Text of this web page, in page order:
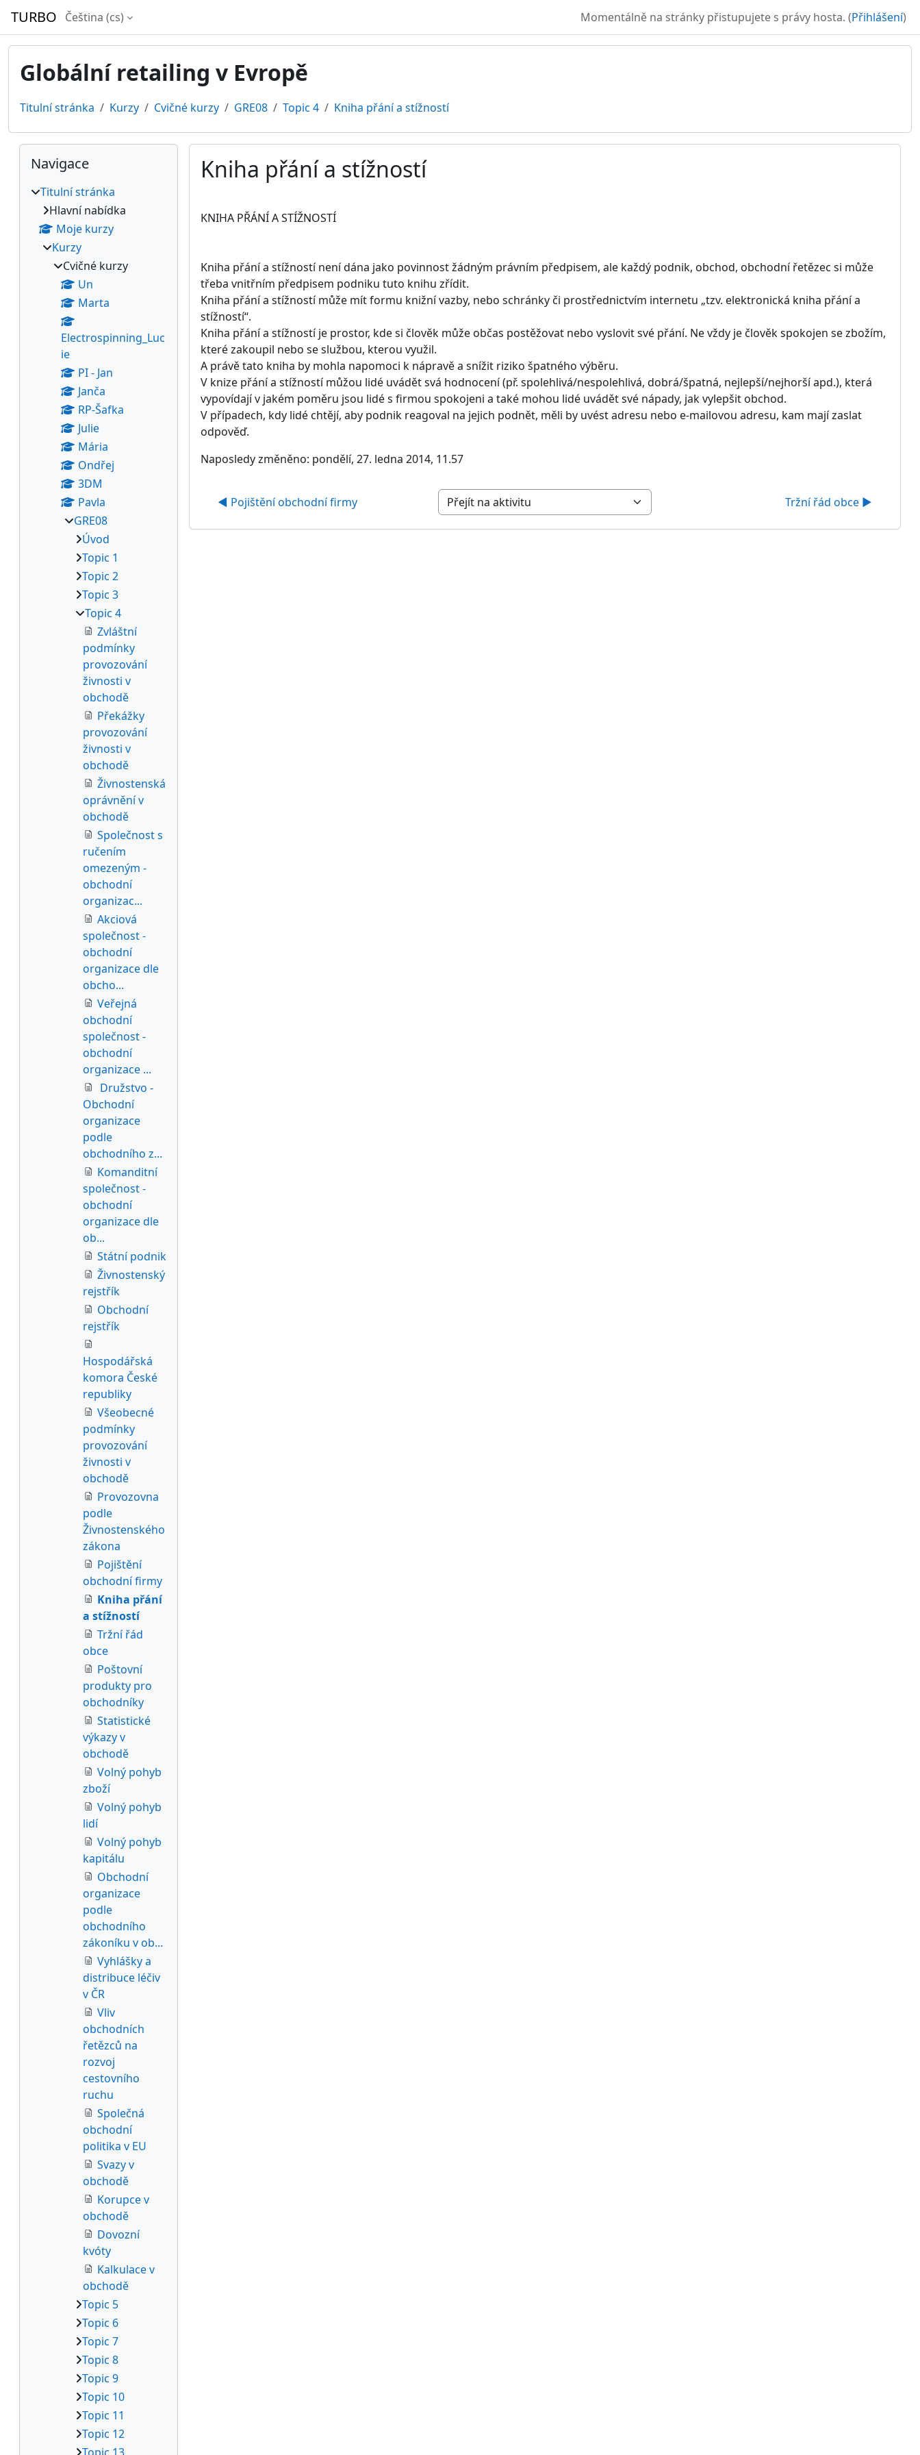
Přejít k hlavnímu obsahu
TURBO Čeština ‎(cs)‎ Momentálně na stránky přistupujete s právy hosta. (Přihlášení)
Globální retailing v Evropě
Titulní stránka Kurzy Cvičné kurzy GRE08 Topic 4 Kniha přání a stížností
Kniha přání a stížností
KNIHA PŘÁNÍ A STÍŽNOSTÍ
Kniha přání a stížností není dána jako povinnost žádným právním předpisem, ale každý podnik, obchod, obchodní řetězec si může
třeba vnitřním předpisem podniku tuto knihu zřídit.
Kniha přání a stížností může mít formu knižní vazby, nebo schránky či prostřednictvím internetu „tzv. elektronická kniha přání a
stížností“.
Kniha přání a stížností je prostor, kde si člověk může občas postěžovat nebo vyslovit své přání. Ne vždy je člověk spokojen se zbožím,
které zakoupil nebo se službou, kterou využil.
A právě tato kniha by mohla napomoci k nápravě a snížit riziko špatného výběru.
V knize přání a stížností můžou lidé uvádět svá hodnocení (př. spolehlivá/nespolehlivá, dobrá/špatná, nejlepší/nejhorší apd.), která
vypovídají v jakém poměru jsou lidé s firmou spokojeni a také mohou lidé uvádět své nápady, jak vylepšit obchod.
V případech, kdy lidé chtějí, aby podnik reagoval na jejich podnět, měli by uvést adresu nebo e-mailovou adresu, kam mají zaslat
odpověď.
Naposledy změněno: pondělí, 27. ledna 2014, 11.57
◀︎ Pojištění obchodní firmy Přejít na aktivitu Tržní řád obce ▶︎
Bloky
Přeskočit: Navigace
Navigace
Titulní stránka
Hlavní nabídka
Moje kurzy
Kurzy
Cvičné kurzy
Un
Marta
Electrospinning_Luc
ie
PI - Jan
Janča
RP-Šafka
Julie
Mária
Ondřej
3DM
Pavla
GRE08
Úvod
Topic 1
Topic 2
Topic 3
Topic 4
Zvláštní
podmínky
provozování
živnosti v
obchodě
Překážky
provozování
živnosti v
obchodě
Živnostenská
oprávnění v
obchodě
Společnost s
ručením
omezeným -
obchodní
organizac...
Akciová
společnost -
obchodní
organizace dle
obcho...
Veřejná
obchodní
společnost -
obchodní
organizace ...
Družstvo -
Obchodní
organizace
podle
obchodního z...
Komanditní
společnost -
obchodní
organizace dle
ob...
Státní podnik
Živnostenský
rejstřík
Obchodní
rejstřík
Hospodářská
komora České
republiky
Všeobecné
podmínky
provozování
živnosti v
obchodě
Provozovna
podle
Živnostenského
zákona
Pojištění
obchodní firmy
Kniha přání
a stížností
Tržní řád
obce
Poštovní
produkty pro
obchodníky
Statistické
výkazy v
obchodě
Volný pohyb
zboží
Volný pohyb
lidí
Volný pohyb
kapitálu
Obchodní
organizace
podle
obchodního
zákoníku v ob...
Vyhlášky a
distribuce léčiv
v ČR
Vliv
obchodních
řetězců na
rozvoj
cestovního
ruchu
Společná
obchodní
politika v EU
Svazy v
obchodě
Korupce v
obchodě
Dovozní
kvóty
Kalkulace v
obchodě
Topic 5
Topic 6
Topic 7
Topic 8
Topic 9
Topic 10
Topic 11
Topic 12